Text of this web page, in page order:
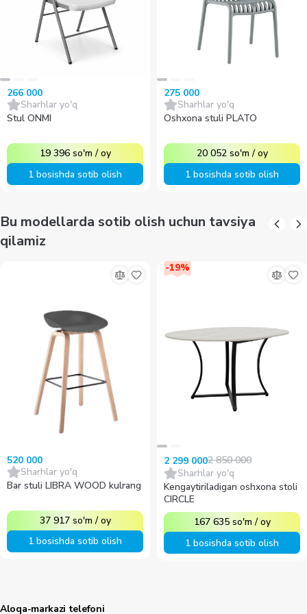
266 000
Sharhlar yo'q
Stul ONMI
19 396 so'm /oy
1 bosishda sotib olish
275 000
Sharhlar yo'q
Oshxona stuli PLATO
20 052 so'm /oy
1 bosishda sotib olish
Bu modellarda sotib olish uchun tavsiya
qilamiz
520 000
Sharhlar yo'q
Bar stuli LIBRA WOOD kulrang
37 917 so'm /oy
1 bosishda sotib olish
-19%
2 299 0002 850 000
Sharhlar yo'q
Kengaytiriladigan oshxona stoli
CIRCLE
167 635 so'm /oy
1 bosishda sotib olish
Aloqa-markazi telefoni